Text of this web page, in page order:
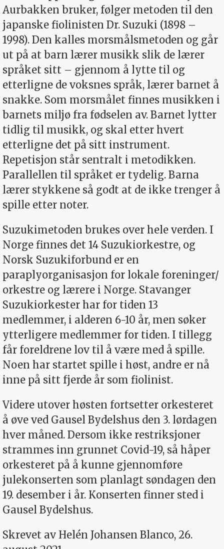
Aurbakken bruker, følger metoden til den
japanske fiolinisten Dr. Suzuki (1898 –
1998). Den kalles morsmålsmetoden og går
ut på at barn lærer musikk slik de lærer
språket sitt – gjennom å lytte til og
etterligne de voksnes språk, lærer barnet å
snakke. Som morsmålet finnes musikken i
barnets miljø fra fødselen av. Barnet lytter
tidlig til musikk, og skal etter hvert
etterligne det på sitt instrument.
Repetisjon står sentralt i metodikken.
Parallellen til språket er tydelig. Barna
lærer stykkene så godt at de ikke trenger å
spille etter noter.
Suzukimetoden brukes over hele verden. I
Norge finnes det 14 Suzukiorkestre, og
Norsk Suzukiforbund er en
paraplyorganisasjon for lokale foreninger/
orkestre og lærere i Norge. Stavanger
Suzukiorkester har for tiden 13
medlemmer, i alderen 6-10 år, men søker
ytterligere medlemmer for tiden. I tillegg
får foreldrene lov til å være med å spille.
Noen har startet spille i høst, andre er nå
inne på sitt fjerde år som fiolinist.
Videre utover høsten fortsetter orkesteret
å øve ved Gausel Bydelshus den 3. lørdagen
hver måned. Dersom ikke restriksjoner
strammes inn grunnet Covid-19, så håper
orkesteret på å kunne gjennomføre
julekonserten som planlagt søndagen den
19. desember i år. Konserten finner sted i
Gausel Bydelshus.
Skrevet av Helén Johansen Blanco, 26.